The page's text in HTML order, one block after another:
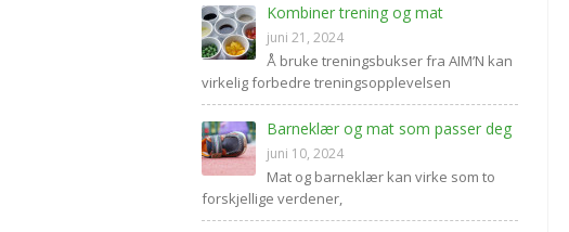
Kombiner trening og mat
juni 21, 2024
Å bruke treningsbukser fra AIM’N kan
virkelig forbedre treningsopplevelsen
Barneklær og mat som passer deg
juni 10, 2024
Mat og barneklær kan virke som to
forskjellige verdener,